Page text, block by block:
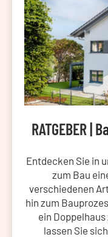
RATGEBER |
Entdecken Sie in
zum Bau
verschiedenen
hin zum
ein
lassen Sie